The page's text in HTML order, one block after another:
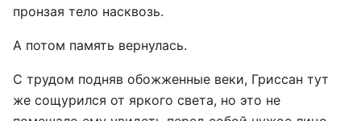
пронзая тело насквозь.
А потом память вернулась.
С трудом подняв обожженные веки, Гриссан тут
же сощурился от яркого света, но это не